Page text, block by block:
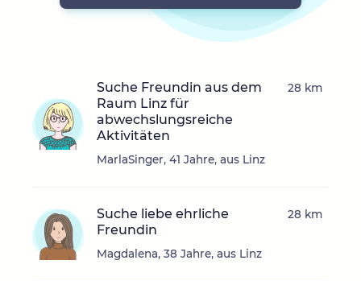
Suche Freundin aus dem
Raum Linz für
abwechslungsreiche
Aktivitäten
MarlaSinger, 41 Jahre, aus Linz
28 km
Suche liebe ehrliche
Freundin
Magdalena, 38 Jahre, aus Linz
28 km